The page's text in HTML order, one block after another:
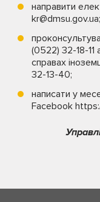
направити
kr@dmsu.gov.ua;
(0522) 32-18-
справах
32-13-40;
написати у
Facebook